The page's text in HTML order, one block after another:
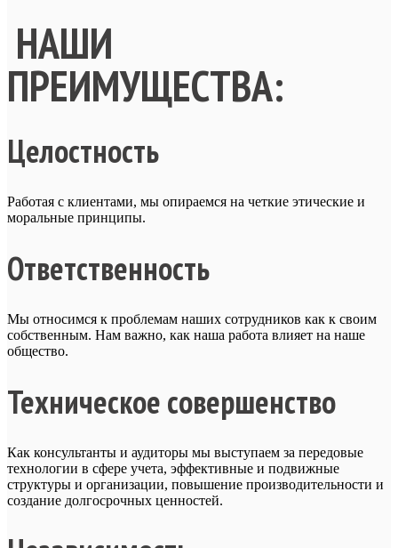
НАШИ
ПРЕИМУЩЕСТВА:
Целостность
Работая с клиентами, мы опираемся на четкие этические и
моральные принципы.
Ответственность
Мы относимся к проблемам наших сотрудников как к своим
собственным. Нам важно, как наша работа влияет на наше
общество.
Техническое совершенство
Как консультанты и аудиторы мы выступаем за передовые
технологии в сфере учета, эффективные и подвижные
структуры и организации, повышение производительности и
создание долгосрочных ценностей.